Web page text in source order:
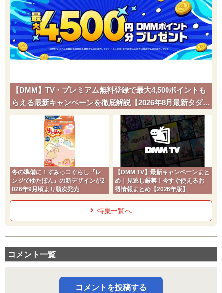
【DMM】TV・プレミアム無料登録で最大4,500ポイントも
らえる最新キャンペーンを徹底解説【2026年8月最新タダポ
チ】
冬の準備に！すみっコぐらし『レ
ンジでゆたぽん』の新デザインが2
026年9月頃より順次発売
【DMM TV】最新キャンペーンまと
め｜見逃し厳禁！今すぐ使えるお
得情報まとめ【2026年版】
特集一覧へ
コメント一覧
コメントを投稿する